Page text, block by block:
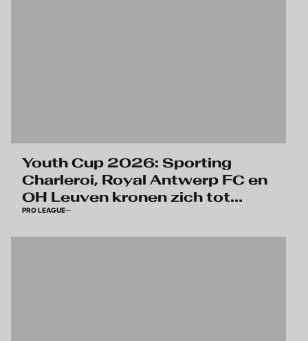
Youth Cup 2026: Sporting
Charleroi, Royal Antwerp FC en
OH Leuven kronen zich tot
winnaars
PRO LEAGUE